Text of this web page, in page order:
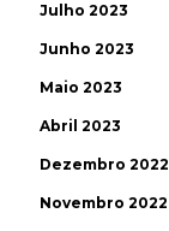
Julho 2023
Junho 2023
Maio 2023
Abril 2023
Dezembro 2022
Novembro 2022